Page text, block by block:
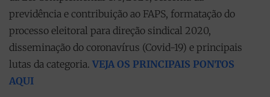
previdência e contribuição ao FAPS, formatação do
processo eleitoral para direção sindical 2020,
disseminação do coronavírus (Covid-19) e principais
lutas da categoria. VEJA OS PRINCIPAIS PONTOS
AQUI